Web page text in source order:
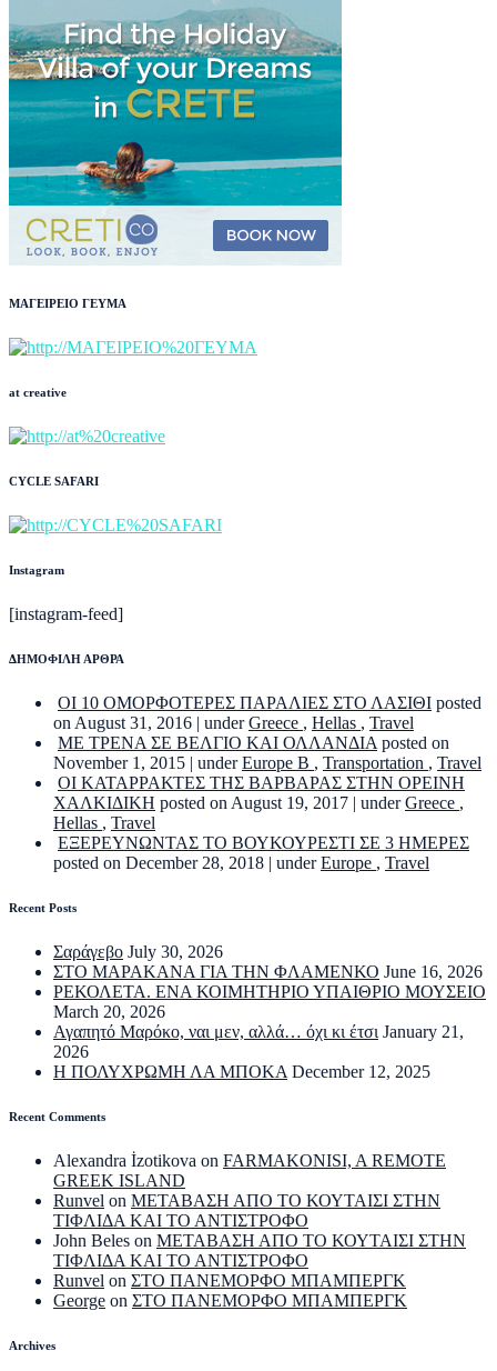
ΜΑΓΕΙΡΕΙΟ ΓΕΥΜΑ
at creative
CYCLE SAFARI
Instagram
[instagram-feed]
ΔΗΜΟΦΙΛΗ ΑΡΘΡΑ
ΟΙ 10 ΟΜΟΡΦΟΤΕΡΕΣ ΠΑΡΑΛΙΕΣ ΣΤΟ ΛΑΣΙΘΙ posted
on August 31, 2016 | underGreece , Hellas , Travel
ΜΕ ΤΡΕΝΑ ΣΕ ΒΕΛΓΙΟ ΚΑΙ ΟΛΛΑΝΔΙΑ posted on
November 1, 2015 | underEurope B , Transportation , Travel
ΟΙ ΚΑΤΑΡΡΑΚΤΕΣ ΤΗΣ ΒΑΡΒΑΡΑΣ ΣΤΗΝ ΟΡΕΙΝΗ
ΧΑΛΚΙΔΙΚΗ posted on August 19, 2017 | underGreece ,
Hellas , Travel
ΕΞΕΡΕΥΝΩΝΤΑΣ ΤΟ ΒΟΥΚΟΥΡΕΣΤΙ ΣΕ 3 ΗΜΕΡΕΣ
posted on December 28, 2018 | underEurope , Travel
Recent Posts
Σαράγεβο July 30, 2026
ΣΤΟ ΜΑΡΑΚΑΝΑ ΓΙΑ ΤΗΝ ΦΛΑΜΕΝΚΟ June 16, 2026
ΡΕΚΟΛΕΤΑ. ΕΝΑ ΚΟΙΜΗΤΗΡΙΟ ΥΠΑΙΘΡΙΟ ΜΟΥΣΕΙΟ
March 20, 2026
Αγαπητό Μαρόκο, ναι μεν, αλλά… όχι κι έτσι January 21,
2026
Η ΠΟΛΥΧΡΩΜΗ ΛΑ ΜΠΟΚΑ December 12, 2025
Recent Comments
Alexandra İzotikova on FARMAKONISI, A REMOTE
GREEK ISLAND
Runvel on ΜΕΤΑΒΑΣΗ ΑΠΟ ΤΟ ΚΟΥΤΑΙΣΙ ΣΤΗΝ
ΤΙΦΛΙΔΑ ΚΑΙ ΤΟ ΑΝΤΙΣΤΡΟΦΟ
John Beles on ΜΕΤΑΒΑΣΗ ΑΠΟ ΤΟ ΚΟΥΤΑΙΣΙ ΣΤΗΝ
ΤΙΦΛΙΔΑ ΚΑΙ ΤΟ ΑΝΤΙΣΤΡΟΦΟ
Runvel on ΣΤΟ ΠΑΝΕΜΟΡΦΟ ΜΠΑΜΠΕΡΓΚ
George on ΣΤΟ ΠΑΝΕΜΟΡΦΟ ΜΠΑΜΠΕΡΓΚ
Archives